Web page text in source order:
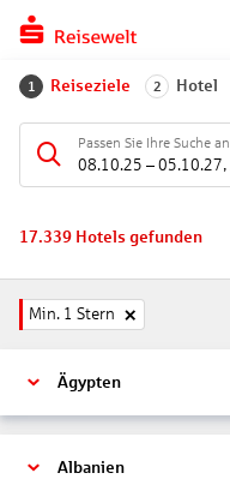
1 Reiseziele 2 Hotel
Passen Sie Ihre Suche an
08.10.25 – 05.10.27,
17.339 Hotels gefunden
Min. 1 Stern
Ägypten
Albanien